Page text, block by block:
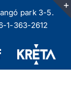
park 3-5.
1-363-2612
Sylvester